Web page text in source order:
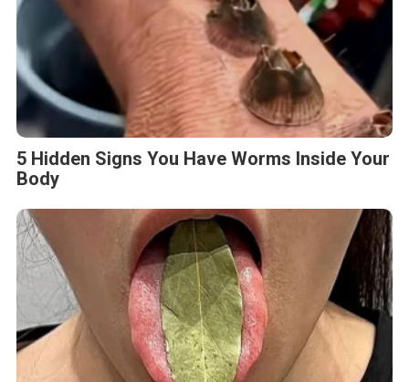
5 Hidden Signs You Have Worms Inside Your
Body